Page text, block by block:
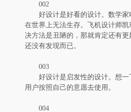
002
好设计是好看的设计。数学家
在世界上无法生存。飞机设计师凯
决方法是丑陋的，那就肯定还有
还没有发现而已。
003
好设计是启发性的设计。想一
用户按照自己的意愿去使用。
004